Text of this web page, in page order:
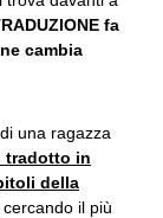
fa
cambia
una ragazza
tradotto in
della
cercando il più